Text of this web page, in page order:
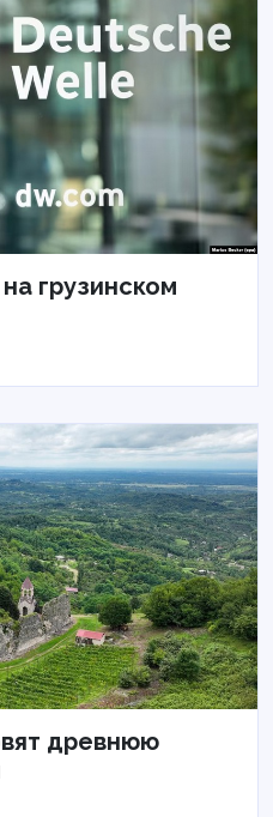
грузинском
древнюю